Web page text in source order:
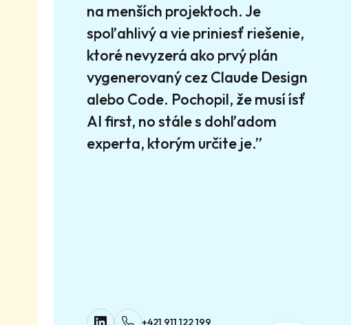
na menších projektoch. Je
spoľahlivý a vie priniesť riešenie,
ktoré nevyzerá ako prvý plán
vygenerovaný cez Claude Design
alebo Code. Pochopil, že musí ísť
AI first, no stále s dohľadom
experta, ktorým určite je.”
+421 911 122 199